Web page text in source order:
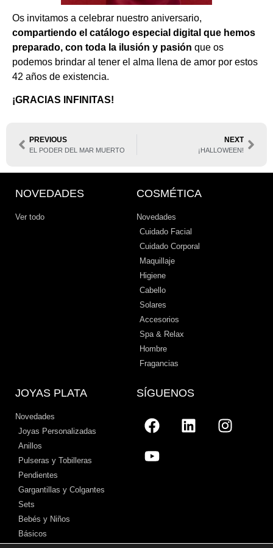
Os invitamos a celebrar nuestro aniversario,
compartiendo el catálogo especial digital que hemos
preparado, con toda la ilusión y pasión que os
podemos brindar al tener el alma llena de amor por estos
42 años de existencia.
¡GRACIAS INFINITAS!
PREVIOUS
EL PODER DEL MAR MUERTO
NEXT
¡HALLOWEEN!
NOVEDADES
Ver todo
COSMÉTICA
Novedades
Cuidado Facial
Cuidado Corporal
Maquillaje
Higiene
Cabello
Solares
Accesorios
Spa & Relax
Hombre
Fragancias
JOYAS PLATA
Novedades
Joyas Personalizadas
Anillos
Pulseras y Tobilleras
Pendientes
Gargantillas y Colgantes
Sets
Bebés y Niños
Básicos
SÍGUENOS